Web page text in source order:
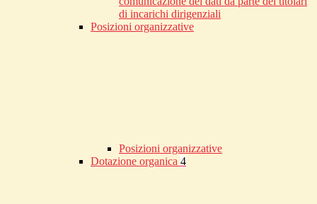
di incarichi dirigenziali
Posizioni organizzative
Posizioni organizzative
Dotazione organica 4